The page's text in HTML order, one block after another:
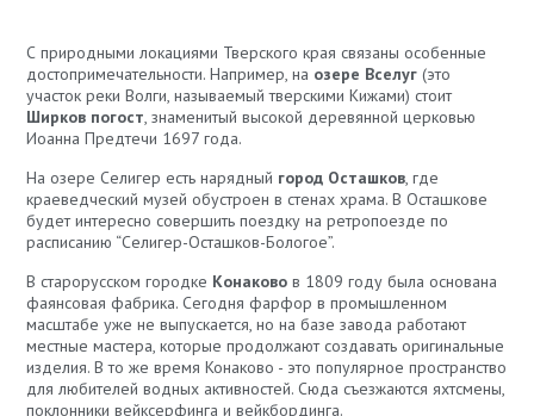
С природными локациями Тверского края связаны особенные
достопримечательности. Например, на озере Вселуг(это
участок реки Волги, называемый тверскими Кижами) стоит
Ширков погост, знаменитый высокой деревянной церковью
Иоанна Предтечи 1697 года.
На озере Селигер есть нарядный город Осташков, где
краеведческий музей обустроен в стенах храма. В Осташкове
будет интересно совершить поездку на ретропоезде по
расписанию “Селигер-Осташков-Бологое”.
В старорусском городке Конаковов 1809 году была основана
фаянсовая фабрика. Сегодня фарфор в промышленном
масштабе уже не выпускается, но на базе завода работают
местные мастера, которые продолжают создавать оригинальные
изделия. В то же время Конаково - это популярное пространство
для любителей водных активностей. Сюда съезжаются яхтсмены,
поклонники вейксерфинга и вейкбординга.